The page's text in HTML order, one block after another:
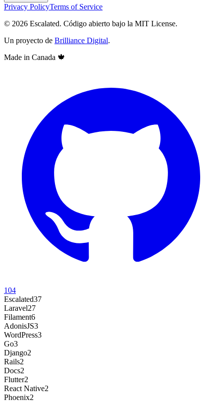
Privacy PolicyTerms of Service
© 2026 Escalated. Código abierto bajo la MIT License.
Un proyecto de Brilliance Digital.
Made in Canada 🍁
104
Escalated37
Laravel27
Filament6
AdonisJS3
WordPress3
Go3
Django2
Rails2
Docs2
Flutter2
React Native2
Phoenix2